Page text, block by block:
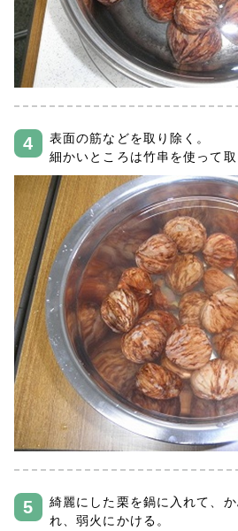
表面の筋などを取り除く。
細かいところは竹串を使って取
綺麗にした栗を鍋に入れて、
れ、弱火にかける。